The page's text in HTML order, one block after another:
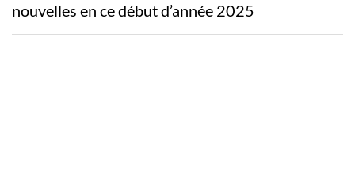
nouvelles en ce début d’année 2025